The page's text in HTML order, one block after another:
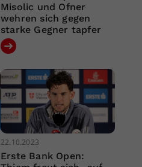
Misolic und Ofner
wehren sich gegen
starke Gegner tapfer
22.10.2023
Erste Bank Open: